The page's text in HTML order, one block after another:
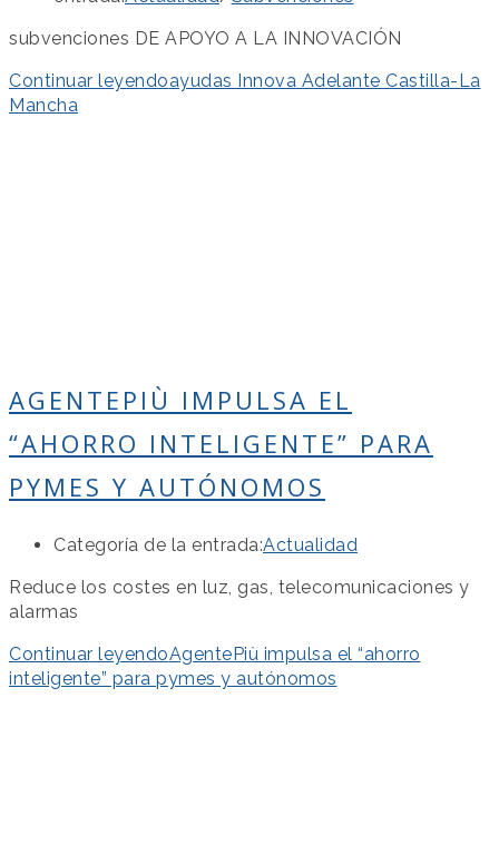
subvenciones DE APOYO A LA INNOVACIÓN
Continuar leyendoayudas Innova Adelante Castilla-La
Mancha
AGENTEPIÙ IMPULSA EL
“AHORRO INTELIGENTE” PARA
PYMES Y AUTÓNOMOS
Categoría de la entrada:Actualidad
Reduce los costes en luz, gas, telecomunicaciones y
alarmas
Continuar leyendoAgentePiù impulsa el “ahorro
inteligente” para pymes y autónomos